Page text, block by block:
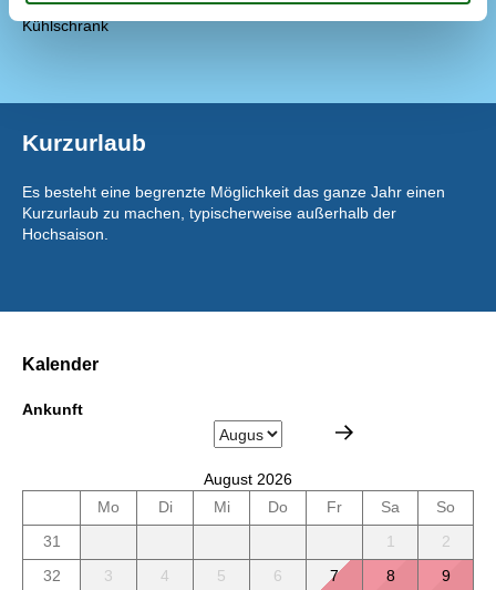
Kaffeemaschine
Kühlschrank
Kurzurlaub
Es besteht eine begrenzte Möglichkeit das ganze Jahr einen
Kurzurlaub zu machen, typischerweise außerhalb der
Hochsaison.
Kalender
Ankunft
August 2026
Mo
Di Mi Do Fr Sa
So
31
1
2
32
3 4 5 6 7 8
9